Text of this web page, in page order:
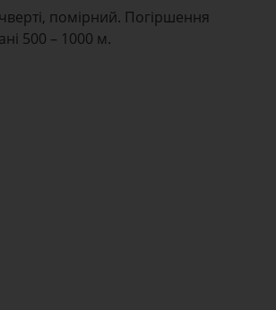
чверті, помірний. Погіршення
500 – 1000 м.